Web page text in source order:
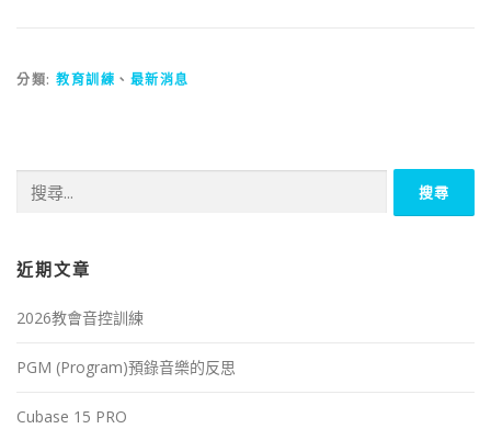
分類: 教育訓練 、 最新消息
近期文章
2026教會音控訓練
PGM (Program)預錄音樂的反思
Cubase 15 PRO